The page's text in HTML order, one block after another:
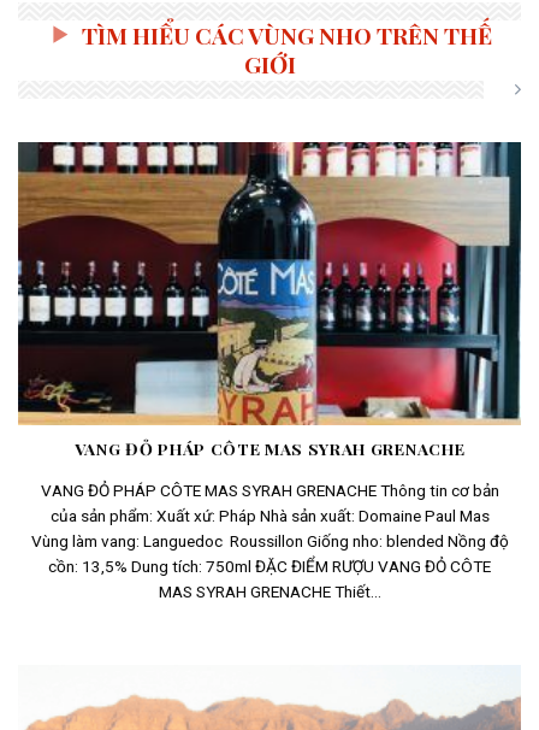
TÌM HIỂU CÁC VÙNG NHO TRÊN THẾ
GIỚI
VANG ĐỎ PHÁP CÔTE MAS SYRAH GRENACHE
VANG ĐỎ PHÁP CÔTE MAS SYRAH GRENACHE Thông tin cơ bản
của sản phẩm: Xuất xứ: Pháp Nhà sản xuất: Domaine Paul Mas
Vùng làm vang: Languedoc Roussillon Giống nho: blended Nồng độ
cồn: 13,5% Dung tích: 750ml ĐẶC ĐIỂM RƯỢU VANG ĐỎ CÔTE
MAS SYRAH GRENACHE Thiết...